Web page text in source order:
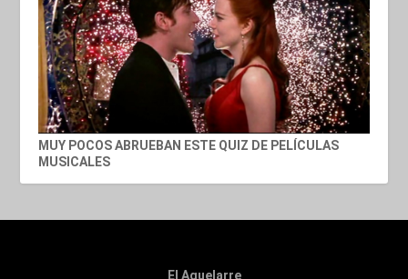
MUY POCOS ABRUEBAN ESTE QUIZ DE PELÍCULAS
MUSICALES
El Aquelarre